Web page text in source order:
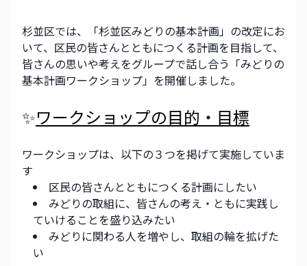
杉並区では、「杉並区みどりの基本計画」の改定にお
いて、区民の皆さんとともにつくる計画を目指して、
皆さんの思いや考えをグループで話し合う「みどりの
基本計画ワークショップ」を開催しました。
✨ワークショップの目的・目標
ワークショップは、以下の３つを掲げて実施していま
す
区民の皆さんとともにつくる計画にしたい
みどりの取組に、皆さんの考え・ともに実践し
ていけることを盛り込みたい
みどりに関わる人を増やし、取組の輪を拡げた
い